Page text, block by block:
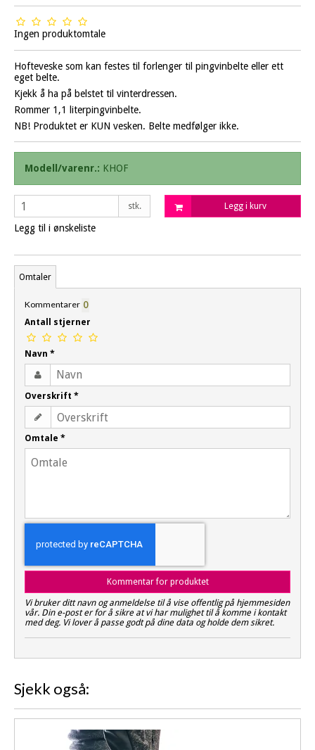
Ingen produktomtale
Hofteveske som kan festes til forlenger til pingvinbelte eller ett
eget belte.
Kjekk å ha på belstet til vinterdressen.
Rommer 1,1 literpingvinbelte.
NB! Produktet er KUN vesken. Belte medfølger ikke.
Modell/varenr.: KHOF
stk. Legg i kurv
Legg til i ønskeliste
Omtaler
Kommentarer 0
Antall stjerner
Navn *
Overskrift *
Omtale *
Kommentar for produktet
Vi bruker ditt navn og anmeldelse til å vise offentlig på hjemmesiden
vår. Din e-post er for å sikre at vi har mulighet til å komme i kontakt
med deg. Vi lover å passe godt på dine data og holde dem sikret.
Sjekk også: